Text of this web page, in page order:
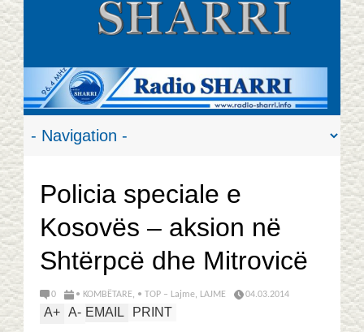
Policia speciale e
Kosovës – aksion në
Shtërpcë dhe Mitrovicë
0 • KOMBËTARE, • TOP – Lajme, LAJME 04.03.2014
A+ A- EMAIL PRINT